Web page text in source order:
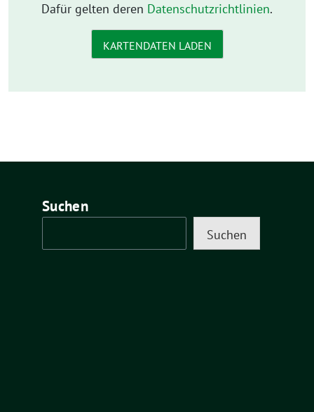
Dafür gelten deren Datenschutzrichtlinien.
KARTENDATEN LADEN
Suchen
Suchen